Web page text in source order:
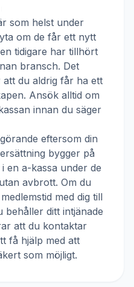
som helst under
om de får ett nytt
tidigare har tillhört
bransch. Det
att du aldrig får ha ett
Ansök alltid om
innan du säger
eftersom din
bygger på
en a-kassa under de
avbrott. Om du
med dig till
behåller ditt intjänade
att du kontaktar
få hjälp med att
som möjligt.